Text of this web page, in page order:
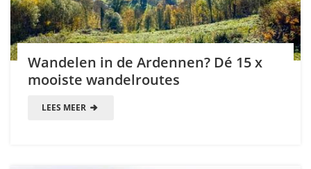
Wandelen in de Ardennen? Dé 15 x
mooiste wandelroutes
LEES MEER